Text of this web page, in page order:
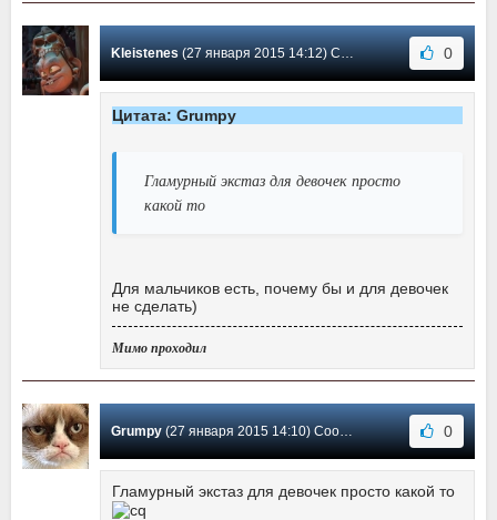
Kleistenes(27 января 2015 14:12) Сообщение #4 0
Цитата: Grumpy
Гламурный экстаз для девочек просто
какой то
Для мальчиков есть, почему бы и для девочек
не сделать)
Мимо проходил
Grumpy(27 января 2015 14:10) Сообщение #3 0
Гламурный экстаз для девочек просто какой то